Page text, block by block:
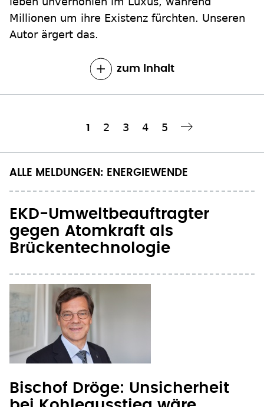
zum Inhalt
Seitennummerierung
Aktuelle
Seite
Seite
2 Seite
3 Seite
4 Seite
5
Nächste Seite
ALLE MELDUNGEN: ENERGIEWENDE
gegen Atomkraft als
Brückentechnologie
Bischof Dröge: Unsicherheit
bei Kohleausstieg wäre